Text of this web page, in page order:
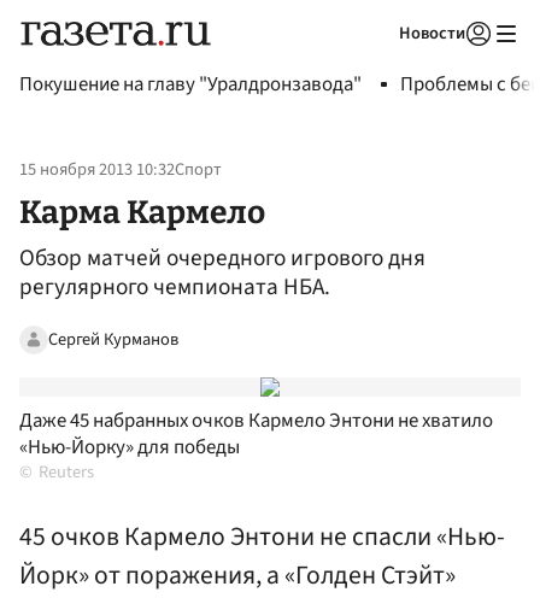
Новости
Покушение на главу "Уралдронзавода" Проблемы с
15 ноября 2013 10:32Спорт
Карма Кармело
Обзор матчей очередного игрового дня
регулярного чемпионата НБА.
Сергей Курманов
Даже 45 набранных очков Кармело Энтони не хватило
«Нью-Йорку» для победы
Reuters
45 очков Кармело Энтони не спасли «Нью-
Йорк» от поражения, а «Голден Стэйт»